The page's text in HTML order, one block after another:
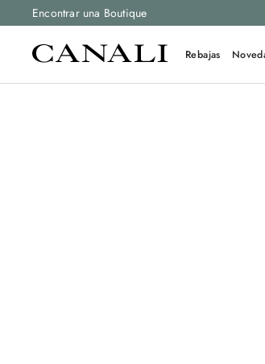
Encontrar una Boutique
gratis en todos los pedidos.
Rebajas